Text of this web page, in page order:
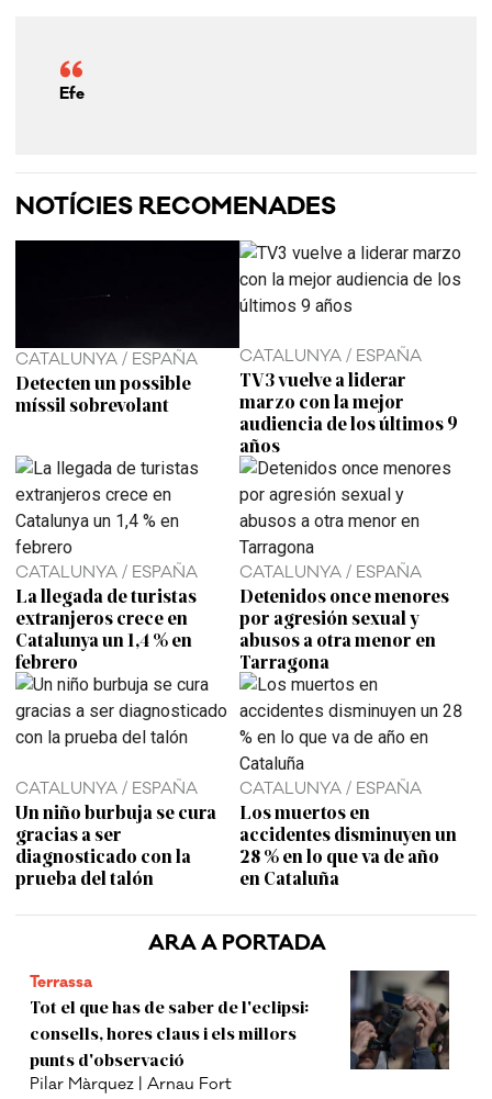
ARA A PORTADA
Terrassa
Tot el que has de saber de l'eclipsi:
consells, hores claus i els millors
punts d'observació
Pilar Màrquez | Arnau Fort
Efe
NOTÍCIES RECOMENADES
CATALUNYA / ESPAÑA
Detecten un possible
míssil sobrevolant
CATALUNYA / ESPAÑA
TV3 vuelve a liderar
marzo con la mejor
audiencia de los últimos 9
años
CATALUNYA / ESPAÑA
La llegada de turistas
extranjeros crece en
Catalunya un 1,4 % en
febrero
CATALUNYA / ESPAÑA
Detenidos once menores
por agresión sexual y
abusos a otra menor en
Tarragona
CATALUNYA / ESPAÑA
Un niño burbuja se cura
gracias a ser
diagnosticado con la
prueba del talón
CATALUNYA / ESPAÑA
Los muertos en
accidentes disminuyen un
28 % en lo que va de año
en Cataluña